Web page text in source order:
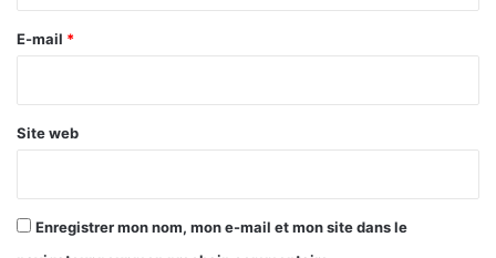
e
E-mail *
Site web
Enregistrer mon nom, mon e-mail et mon site dans le